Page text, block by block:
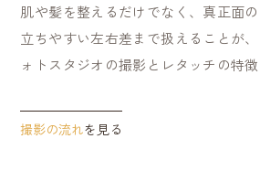
肌や髪を整えるだけでなく、真正面
立ちやすい左右差まで扱えることが
ォトスタジオの撮影とレタッチの特徴
撮影の流れを見る